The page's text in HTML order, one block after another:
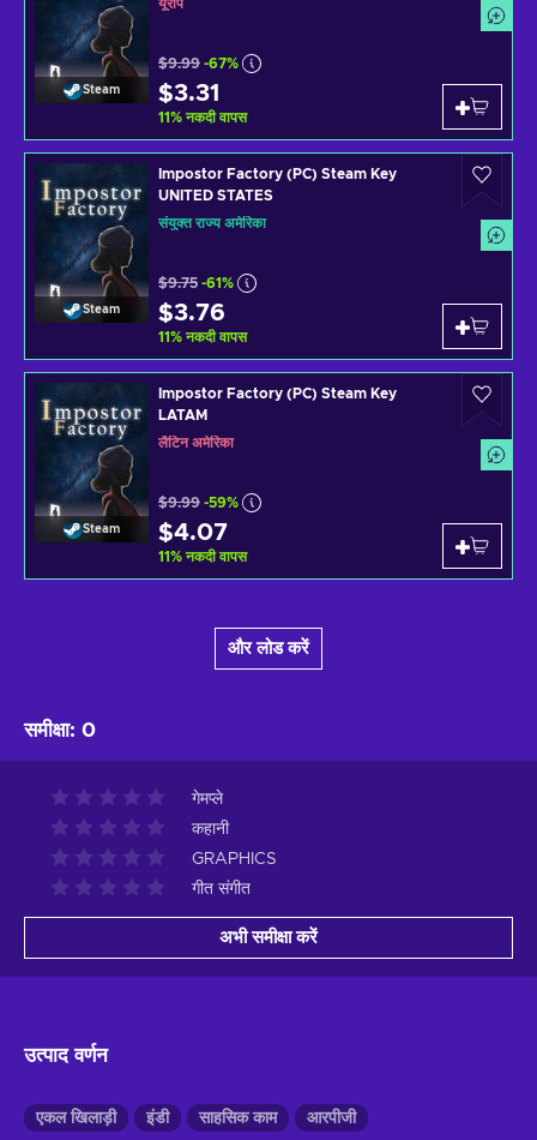
Steam
यूरोप
$9.99 -67%
$3.31
11% नकदी वापस
Steam
Impostor Factory (PC) Steam Key
UNITED STATES
संयुक्त राज्य अमेरिका
$9.75 -61%
$3.76
11% नकदी वापस
Steam
Impostor Factory (PC) Steam Key
LATAM
लैटिन अमेरिका
$9.99 -59%
$4.07
11% नकदी वापस
और लोड करें
समीक्षा: 0
गेमप्ले
कहानी
GRAPHICS
गीत संगीत
अभी समीक्षा करें
उत्पाद वर्णन
एकल खिलाड़ी इंडी साहसिक काम आरपीजी